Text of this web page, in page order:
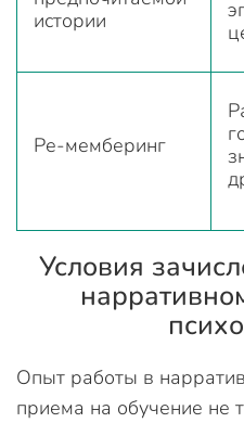
истории
Ре-мемберинг
Условия
Опыт работы в
приема на обучение не